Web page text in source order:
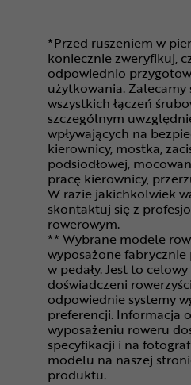
*Przed ruszeniem w
koniecznie zweryfikuj,
odpowiednio
użytkowania.
wszystkich łączeń
szczególnym
wpływających na
kierownicy, mostka,
podsiodłowej,
pracę kierownicy,
W razie jakichkolwiek
skontaktuj się z
rowerowym.
** Wybrane modele
wyposażone
w pedały. Jest to
doświadczeni
odpowiednie systemy
preferencji. Informacja
wyposażeniu roweru
specyfikacji i na
modelu na naszej
produktu.